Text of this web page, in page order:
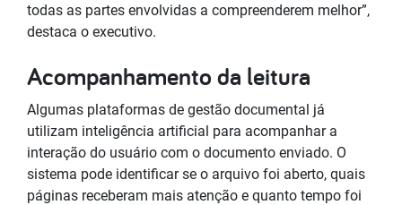
todas as partes envolvidas a compreenderem melhor”,
destaca o executivo.
Acompanhamento da leitura
Algumas plataformas de gestão documental já
utilizam inteligência artificial para acompanhar a
interação do usuário com o documento enviado. O
sistema pode identificar se o arquivo foi aberto, quais
páginas receberam mais atenção e quanto tempo foi